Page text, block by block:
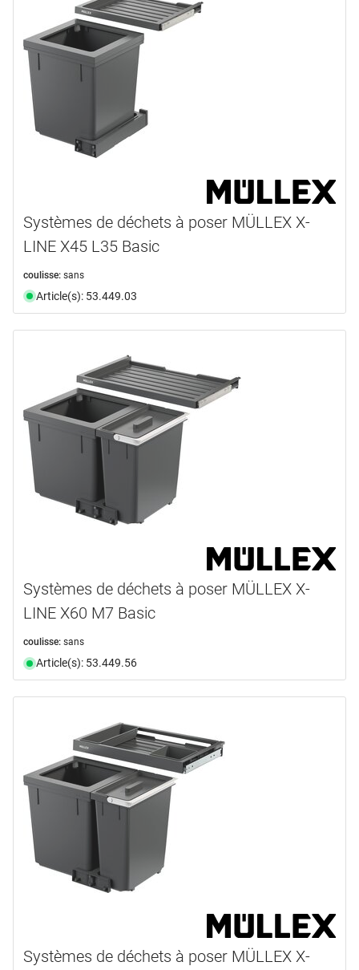
Systèmes de déchets à poser MÜLLEX X-
LINE X45 L35 Basic
coulisse: sans
Article(s): 53.449.03
Systèmes de déchets à poser MÜLLEX X-
LINE X60 M7 Basic
coulisse: sans
Article(s): 53.449.56
Systèmes de déchets à poser MÜLLEX X-